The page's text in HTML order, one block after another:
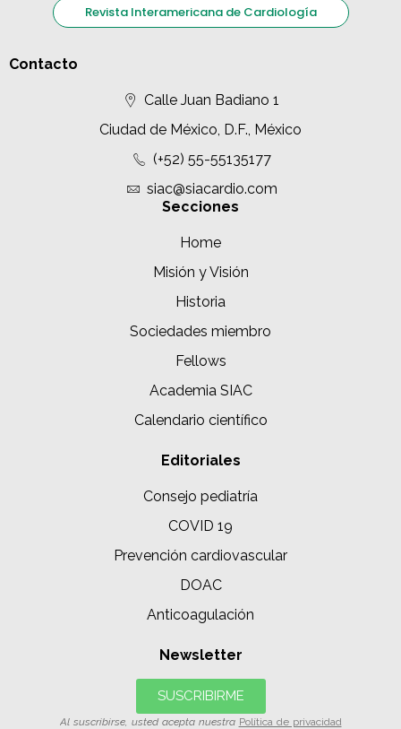
Revista Interamericana de Cardiología
Contacto
Calle Juan Badiano 1
Ciudad de México, D.F., México
(+52) 55-55135177
siac@siacardio.com
Secciones
Home
Misión y Visión
Historia
Sociedades miembro
Fellows
Academia SIAC
Calendario científico
Editoriales
Consejo pediatría
COVID 19
Prevención cardiovascular
DOAC
Anticoagulación
Newsletter
SUSCRIBIRME
Al suscribirse, usted acepta nuestra Política de privacidad